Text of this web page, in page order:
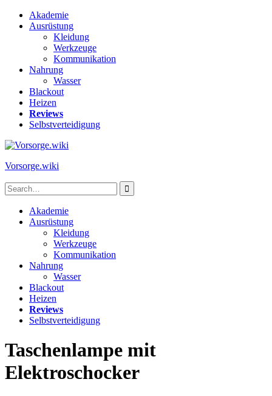
Skip
Akademie
Ausrüstung
Kleidung
Werkzeuge
Kommunikation
Nahrung
Wasser
Blackout
Heizen
Reviews
Selbstverteidigung
Vorsorge.wiki
Search
for:
Akademie
Ausrüstung
Kleidung
Werkzeuge
Kommunikation
Nahrung
Wasser
Blackout
Heizen
Reviews
Selbstverteidigung
Taschenlampe mit
Elektroschocker